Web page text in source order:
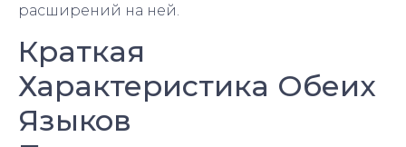
расширений на ней.
Краткая
Характеристика Обеих
Языков